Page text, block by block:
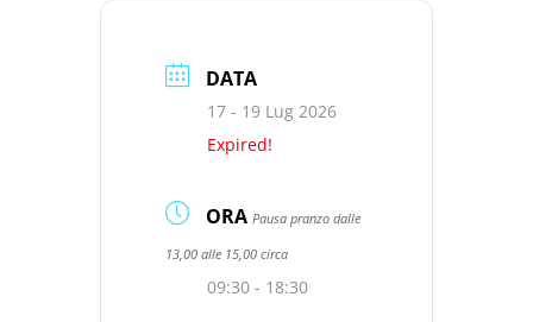
DATA
17 - 19 Lug 2026
Expired!
ORA Pausa pranzo dalle
13,00 alle 15,00 circa
09:30 - 18:30